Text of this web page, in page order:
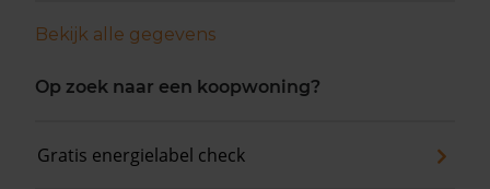
Bekijk alle gegevens
Op zoek naar een koopwoning?
Gratis energielabel check